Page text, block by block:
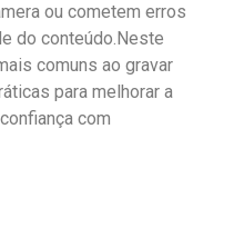
ou cometem erros
do conteúdo.Neste
comuns ao gravar
para melhorar a
com